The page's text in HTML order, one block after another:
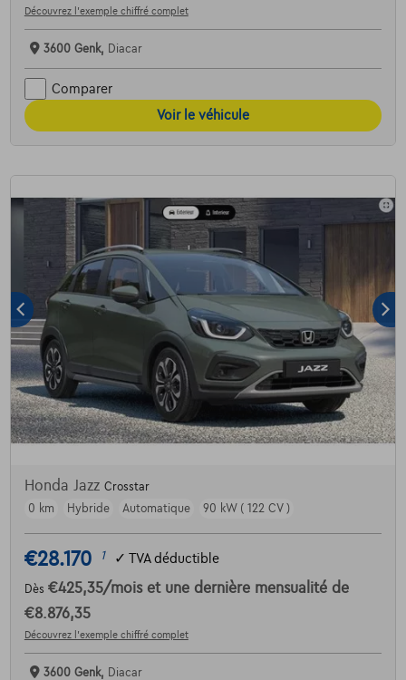
Découvrez l’exemple chiffré complet
3600 Genk, Diacar
Comparer
Voir le véhicule
Honda Jazz Crosstar
0 km
Hybride Automatique 90 kW ( 122 CV )
€28.170 1 ✓ TVA déductible
Dès €425,35/mois et une dernière mensualité de
€8.876,35
Découvrez l’exemple chiffré complet
3600 Genk, Diacar